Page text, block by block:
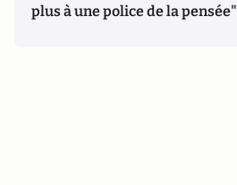
plus à une police de la pensée"